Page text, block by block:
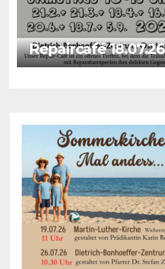
Repaircafé 18.07.26